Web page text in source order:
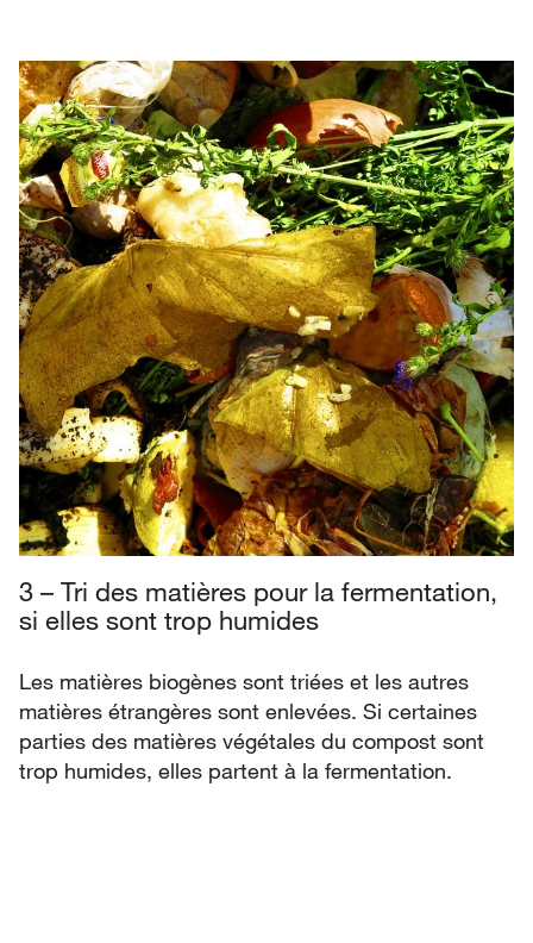
3 – Tri des matières pour la fermentation,
si elles sont trop humides
Les matières biogènes sont triées et les autres
matières étrangères sont enlevées. Si certaines
parties des matières végétales du compost sont
trop humides, elles partent à la fermentation.